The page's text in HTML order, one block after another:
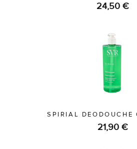
24,50 €
SPIRIAL DEODOUCHE
21,90 €